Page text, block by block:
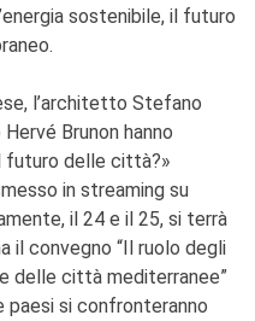
sostenibile, il futuro
l’architetto Stefano
Brunon hanno
futuro delle città?»
in streaming su
il 24 e il 25, si terrà
il ​convegno “Il ruolo degli
delle città mediterranee”
paesi si confronteranno